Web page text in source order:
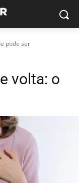
pode ser
volta: o